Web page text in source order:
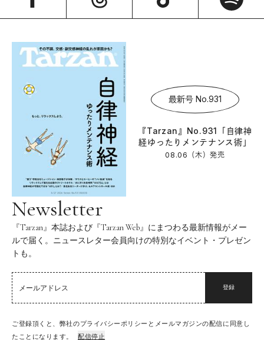
最新号 No.931
『Tarzan』No.931「自律神
経ゆったりメンテナンス術」
08.06（木）発売
Newsletter
『Tarzan』本誌および『Tarzan Web』にまつわる最新情報がメー
ルで届く。ニュースレター会員向けの特別なイベント・プレゼン
トも。
登録
ご登録頂くと、弊社のプライバシーポリシーとメールマガジンの配信に同意し
たことになります。
配信停止